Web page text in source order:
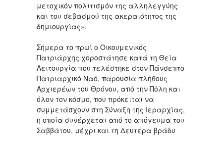
μετοχικόν πολιτισμόν της αλληλεγγύης
και του σεβασμού της ακεραιότητος της
δημιουργίας».
Σήμερα το πρωί ο Οικουμενικός
Πατριάρχης χοροστάτησε κατά τη Θεία
Λειτουργία που τελέστηκε στον Πάνσεπτο
Πατριαρχικό Ναό, παρουσία πλήθους
Αρχιερέων του Θρόνου, από την Πόλη και
όλον τον κόσμο, που πρόκειται να
συμμετάσχουν στη Σύναξη της Ιεραρχίας,
η οποία συνέρχεται από το απόγευμα του
Σαββάτου, μέχρι και τη Δευτέρα βράδυ